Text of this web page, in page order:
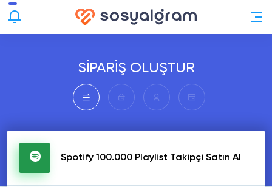
SİPARİŞ OLUŞTUR
Spotify 100.000 Playlist Takipçi Satın Al